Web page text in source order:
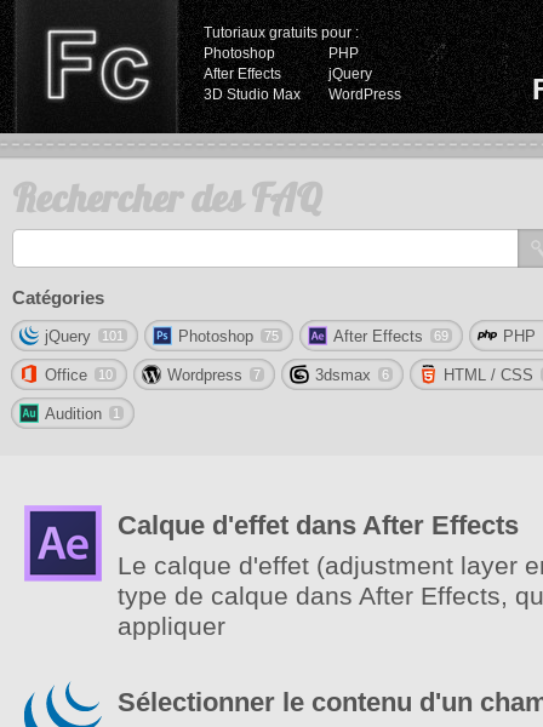
Tutoriaux gratuits pour :
Photoshop
PHP
After Effects
jQuery
3D Studio Max
WordPress
Rechercher des FAQ
Catégories
jQuery 101 Photoshop 75 After Effects 69 PHP
Office 10 Wordpress 7 3dsmax 6 HTML / CSS
Audition 1
Calque d'effet dans After Effects
Le calque d'effet (adjustment layer
type de calque dans After Effects,
appliquer
Sélectionner le contenu d'un